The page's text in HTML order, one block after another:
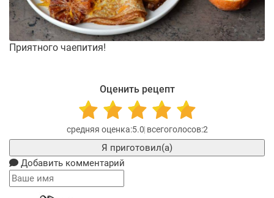
Приятного чаепития!
Оценить рецепт
5.0 2
Я приготовил(а)
Добавить комментарий